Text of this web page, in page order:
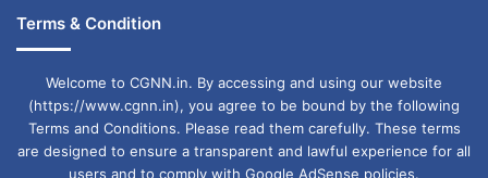
राज्य का पहला सोलर विलेज-नाथूकोन्हा
धमतरी जिले का नाथूकोन्हा गांव छत्तीसगढ़ का पहला सोलर
विलेज घोषित किया गया है।
Terms & Condition
Welcome to CGNN.in. By accessing and using our website
(https://www.cgnn.in), you agree to be bound by the following
Terms and Conditions. Please read them carefully. These terms
are designed to ensure a transparent and lawful experience for all
users and to comply with Google AdSense policies.